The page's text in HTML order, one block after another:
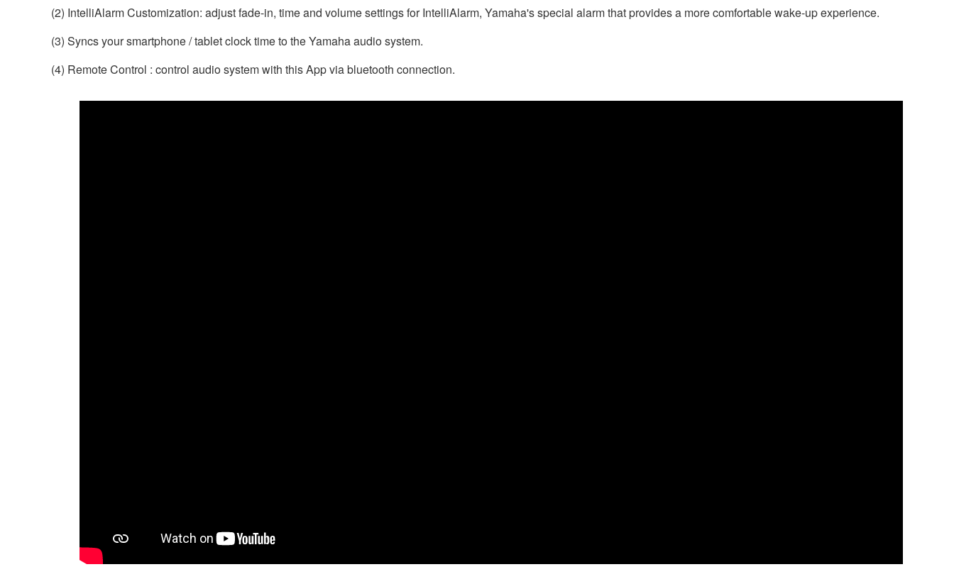
(2) IntelliAlarm Customization: adjust fade-in, time and volume settings for IntelliAlarm, Yamaha's special alarm that provides a more comfortable wake-up experience.
(3) Syncs your smartphone / tablet clock time to the Yamaha audio system.
(4) Remote Control : control audio system with this App via bluetooth connection.